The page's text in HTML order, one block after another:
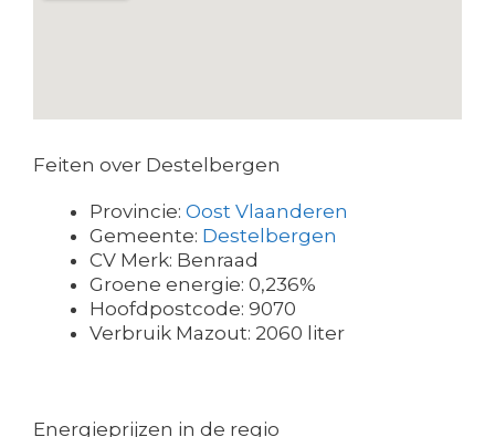
Feiten over Destelbergen
Provincie: Oost Vlaanderen
Gemeente: Destelbergen
CV Merk: Benraad
Groene energie: 0,236%
Hoofdpostcode: 9070
Verbruik Mazout: 2060 liter
Energieprijzen in de regio